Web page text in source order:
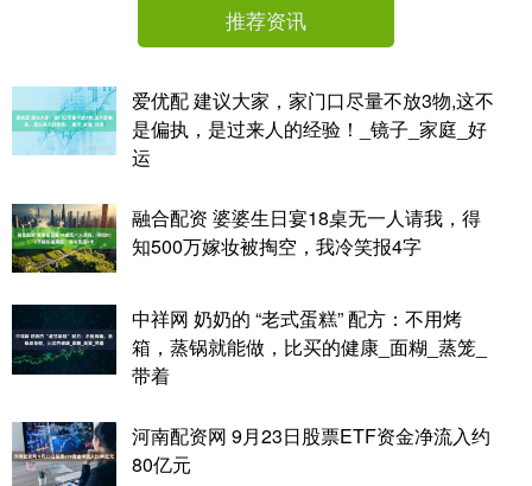
推荐资讯
爱优配 建议大家，家门口尽量不放3物,这不
是偏执，是过来人的经验！_镜子_家庭_好
运
融合配资 婆婆生日宴18桌无一人请我，得
知500万嫁妆被掏空，我冷笑报4字
中祥网 奶奶的 “老式蛋糕” 配方：不用烤
箱，蒸锅就能做，比买的健康_面糊_蒸笼_
带着
河南配资网 9月23日股票ETF资金净流入约
80亿元